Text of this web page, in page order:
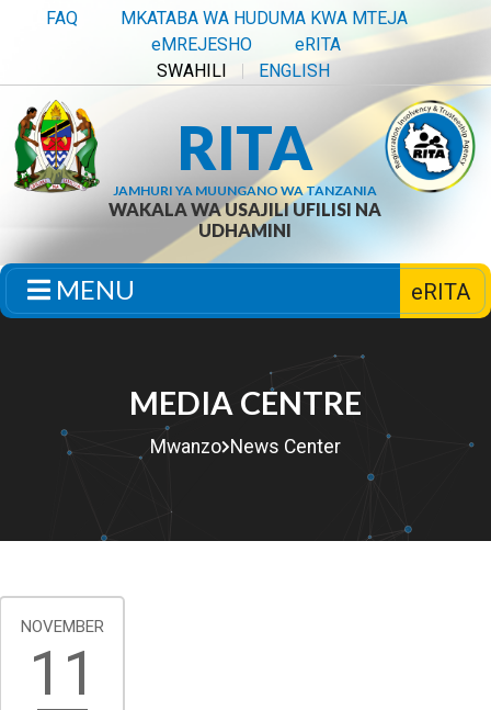
FAQ
MKATABA WA HUDUMA KWA MTEJA
eMREJESHO
eRITA
SWAHILI
ENGLISH
RITA
JAMHURI YA MUUNGANO WA TANZANIA
WAKALA WA USAJILI UFILISI NA
UDHAMINI
MENU eRITA
MEDIA CENTRE
Mwanzo News Center
NOVEMBER
11